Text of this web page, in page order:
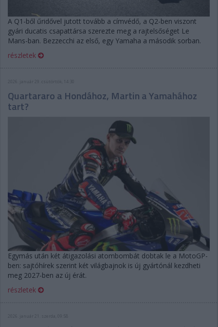
A Q1-ből űridővel jutott tovább a címvédő, a Q2-ben viszont
gyári ducatis csapattársa szerezte meg a rajtelsőséget Le
Mans-ban. Bezzecchi az első, egy Yamaha a második sorban.
részletek
2026. január 29. csütörtök, 14:30
Quartararo a Hondához, Martin a Yamahához
tart?
Egymás után két átigazolási atombombát dobtak le a MotoGP-
ben: sajtóhírek szerint két világbajnok is új gyártónál kezdheti
meg 2027-ben az új érát.
részletek
2026. január 21. szerda, 09:58